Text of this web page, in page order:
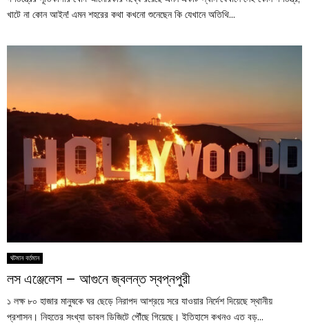
খাটে না কোন আইন! এমন শহরের কথা কখনো শুনেছেন কি যেখানে অতিথি...
ঘটমান বর্তমান
লস এঞ্জেলেস – আগুনে জ্বলন্ত স্বপ্নপুরী
১ লক্ষ ৮০ হাজার মানুষকে ঘর ছেড়ে নিরাপদ আশ্রয়ে সরে যাওয়ার নির্দেশ দিয়েছে স্থানীয়
প্রশাসন। নিহতের সংখ্যা ডাবল ডিজিটে পৌঁছে গিয়েছে। ইতিহাসে কখনও এত বড়...